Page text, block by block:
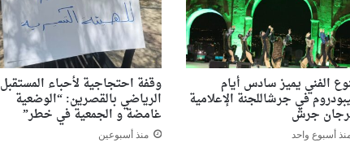
الفني يميز سادس أيام
في جرشاللجنة الإعلامية
جرش
أسبوع واحد
وقفة احتجاجية لأحباء المستقبل
الرياضي بالقصرين: “الوضعية
غامضة و الجمعية في خطر”
منذ أسبوعين